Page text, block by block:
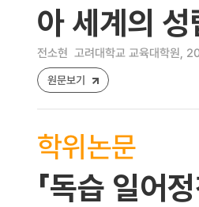
아 세계의 성
전소현 고려대학교 교육대학원,
원문보기
학위논문
「독습 일어